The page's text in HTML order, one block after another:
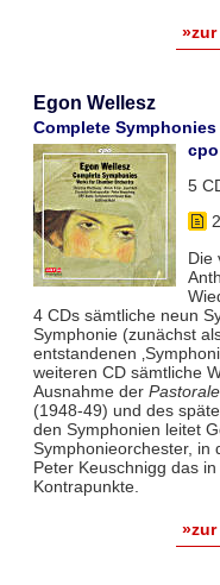
Egon Wellesz
Complete
cpo
5
Die
4 CDs sämtliche neun
Symphonie (zunächst
entstandenen
weiteren CD sämtliche
Ausnahme der Pastorale
(1948-49) und des
den Symphonien leitet
Symphonieorchester, in
Peter Keuschnigg das
Kontrapunkte.